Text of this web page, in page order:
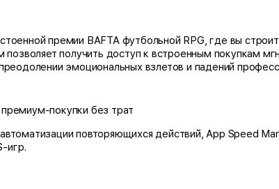
премии BAFTA футбольной RPG, где вы
получить доступ к встроенным покупкам
эмоциональных взлетов и падений
покупки без трат
повторяющихся действий, App Speed
игр.